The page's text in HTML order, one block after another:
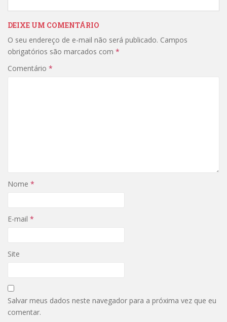
DEIXE UM COMENTÁRIO
O seu endereço de e-mail não será publicado. Campos
obrigatórios são marcados com *
Comentário *
Nome *
E-mail *
Site
Salvar meus dados neste navegador para a próxima vez que eu
comentar.